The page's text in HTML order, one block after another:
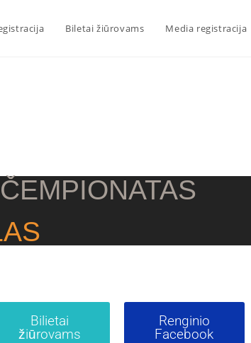
Biletai žiūrovams Media registracija
Bilietai
žiūrovams
Renginio
Facebook